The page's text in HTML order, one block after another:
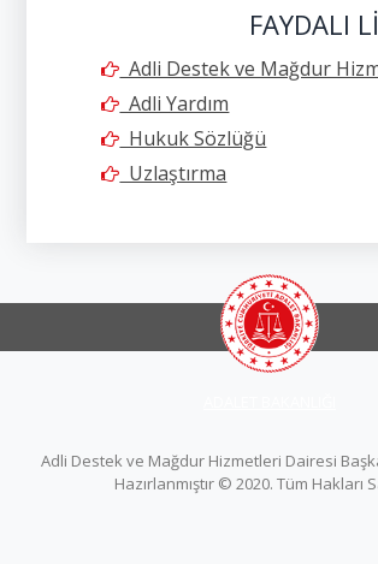
FAYDALI
Adli Destek ve Mağdur
Adli Yardım
Hukuk Sözlüğü
Uzlaştırma
Adli Destek ve Mağdur Hizmetleri Dairesi
Hazırlanmıştır © 2020. Tüm Hakları